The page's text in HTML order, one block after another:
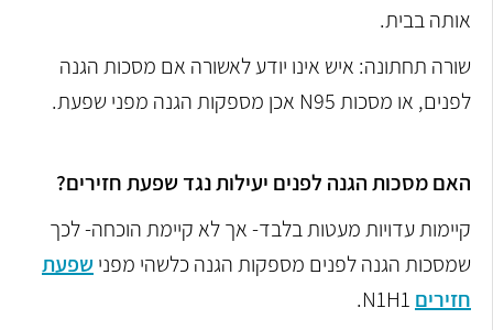
אותה בבית.
שורה תחתונה: איש אינו יודע לאשורה אם מסכות הגנה
לפנים, או מסכות N95 אכן מספקות הגנה מפני שפעת.
האם מסכות הגנה לפנים יעילות נגד שפעת חזירים?
קיימות עדויות מעטות בלבד- אך לא קיימת הוכחה- לכך
שמסכות הגנה לפנים מספקות הגנה כלשהי מפני שפעת
חזירים